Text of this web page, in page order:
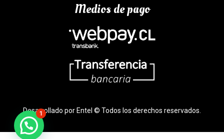
Medios de pago
Desarrollado por Entel © Todos los derechos reservados.
1